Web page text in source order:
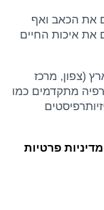
את הכאב ואף
את איכות החיים
(צפון, מרכז
מתקדמים כמו
מדיניות פרטיות